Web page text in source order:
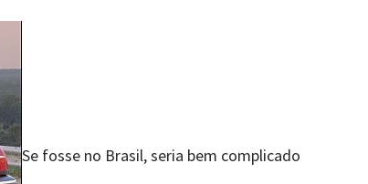
Se fosse no Brasil, seria bem complicado